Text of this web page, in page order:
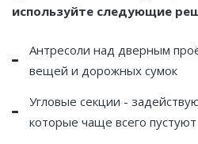
используйте следующие
Антресоли над дверным
вещей и дорожных сумок
Угловые секции -
которые чаще всего пустуют